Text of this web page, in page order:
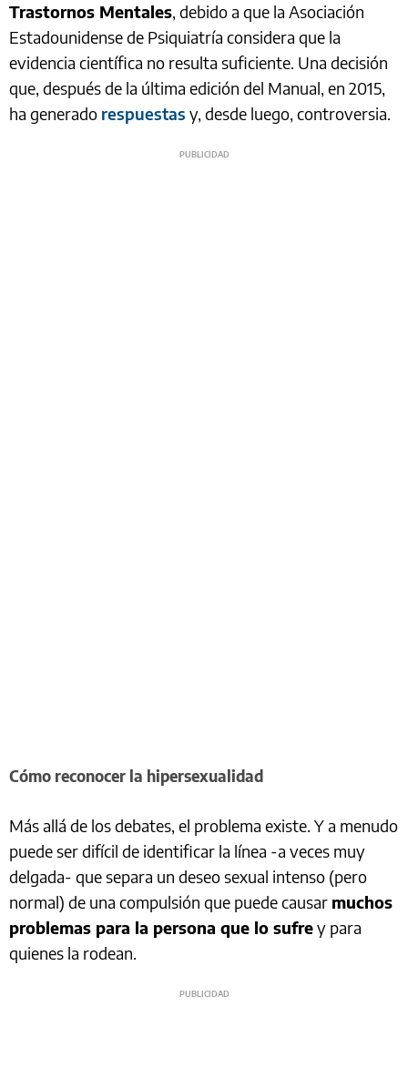
Trastornos Mentales, debido a que la Asociación
Estadounidense de Psiquiatría considera que la
evidencia científica no resulta suficiente. Una decisión
que, después de la última edición del Manual, en 2015,
ha generado respuestas y, desde luego, controversia.
Cómo reconocer la hipersexualidad
Más allá de los debates, el problema existe. Y a menudo
puede ser difícil de identificar la línea -a veces muy
delgada- que separa un deseo sexual intenso (pero
normal) de una compulsión que puede causar muchos
problemas para la persona que lo sufrey para
quienes la rodean.